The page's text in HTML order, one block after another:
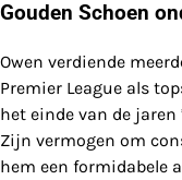
Gouden Schoen
Owen verdiende
Premier League als
het einde van de
Zijn vermogen om
hem een formidabele